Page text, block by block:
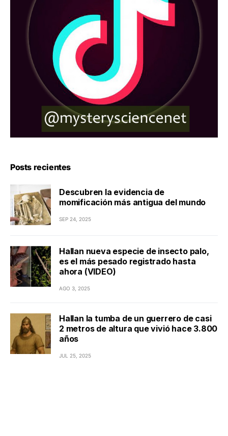
Posts recientes
Descubren la evidencia de
momificación más antigua del mundo
SEP 24, 2025
Hallan nueva especie de insecto palo,
es el más pesado registrado hasta
ahora (VIDEO)
AGO 3, 2025
Hallan la tumba de un guerrero de casi
2 metros de altura que vivió hace 3.800
años
JUL 25, 2025